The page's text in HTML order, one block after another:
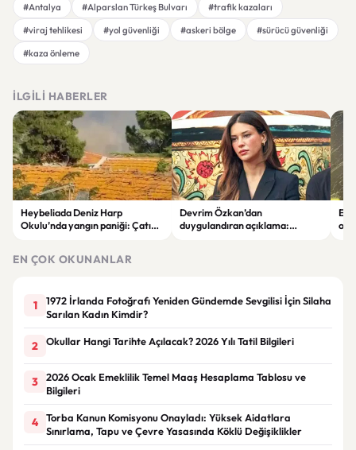
#Antalya #Alparslan Türkeş Bulvarı
#trafik kazaları
#viraj tehlikesi
#yol güvenliği #askeri bölge
#sürücü güvenliği
#kaza önleme
İLGILI HABERLER
Heybeliada Deniz Harp
Okulu’nda yangın paniği: Çatıda
Devrim Özkan’dan
duygulandıran açıklama:
EN ÇOK OKUNANLAR
1
1972 İrlanda Fotoğrafı Yeniden Gündemde Sevgilisi İçin Silaha
Sarılan Kadın Kimdir?
2 Okullar Hangi Tarihte Açılacak? 2026 Yılı Tatil Bilgileri
3
2026 Ocak Emeklilik Temel Maaş Hesaplama Tablosu ve
Bilgileri
4
Torba Kanun Komisyonu Onayladı: Yüksek Aidatlara
Sınırlama, Tapu ve Çevre Yasasında Köklü Değişiklikler